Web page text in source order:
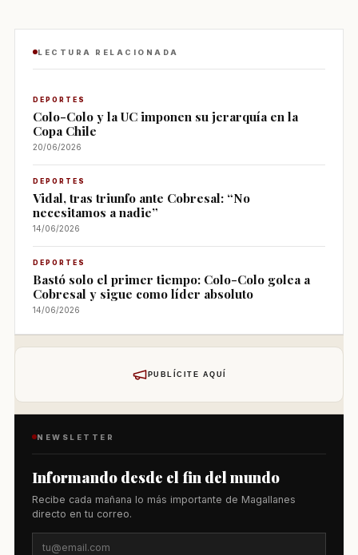
LECTURA RELACIONADA
DEPORTES
Colo-Colo y la UC imponen su jerarquía en la
Copa Chile
20/06/2026
DEPORTES
Vidal, tras triunfo ante Cobresal: “No
necesitamos a nadie”
14/06/2026
DEPORTES
Bastó solo el primer tiempo: Colo-Colo golea a
Cobresal y sigue como líder absoluto
14/06/2026
PUBLÍCITE AQUÍ
NEWSLETTER
Informando desde el fin del mundo
Recibe cada mañana lo más importante de Magallanes
directo en tu correo.